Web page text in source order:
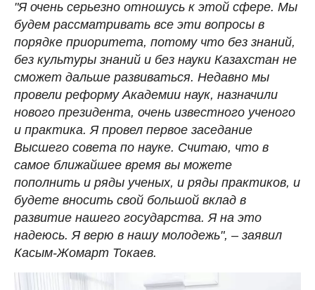
"Я очень серьезно отношусь к этой сфере. Мы
будем рассматривать все эти вопросы в
порядке приоритета, потому что без знаний,
без культуры знаний и без науки Казахстан не
сможет дальше развиваться. Недавно мы
провели реформу Академии наук, назначили
нового президента, очень известного ученого
и практика. Я провел первое заседание
Высшего совета по науке. Считаю, что в
самое ближайшее время вы можете
пополнить и ряды ученых, и ряды практиков, и
будете вносить свой большой вклад в
развитие нашего государства. Я на это
надеюсь. Я верю в нашу молодежь", – заявил
Касым-Жомарт Токаев.